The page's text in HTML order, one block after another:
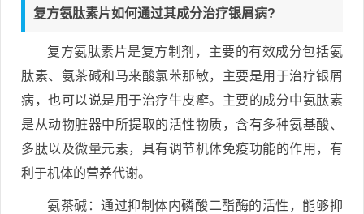
复方氨肽素片如何通过其成分治疗银屑病?
复方氨肽素片是复方制剂，主要的有效成分包括氨
肽素、氨茶碱和马来酸氯苯那敏，主要是用于治疗银屑
病，也可以说是用于治疗牛皮癣。主要的成分中氨肽素
是从动物脏器中所提取的活性物质，含有多种氨基酸、
多肽以及微量元素，具有调节机体免疫功能的作用，有
利于机体的营养代谢。
氨茶碱：通过抑制体内磷酸二酯酶的活性，能够抑